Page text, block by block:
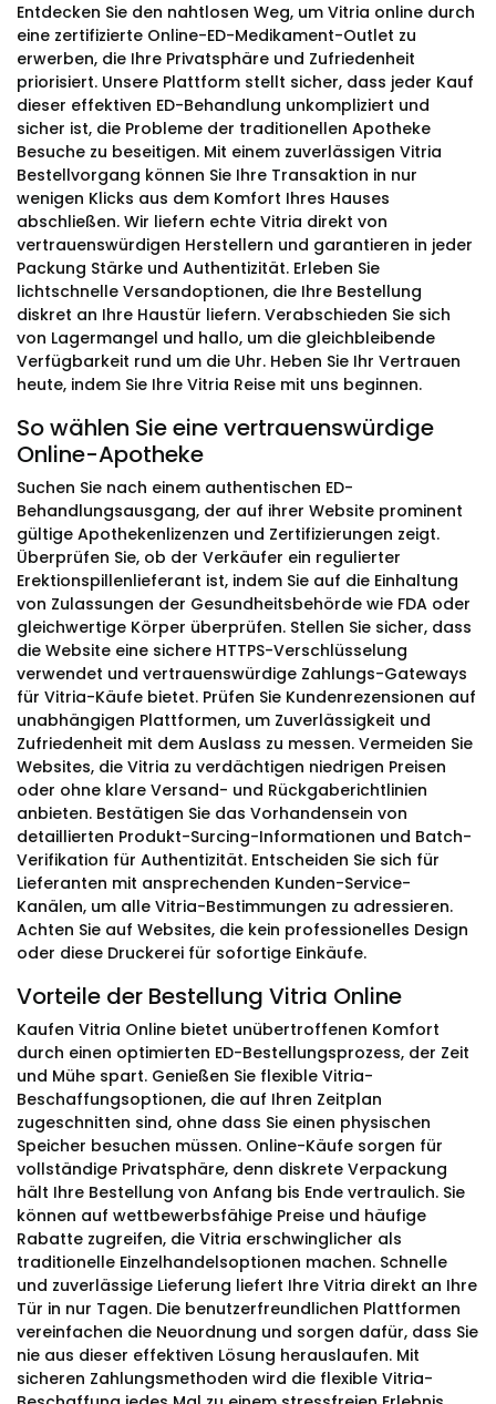
Entdecken Sie den nahtlosen Weg, um Vitria online durch
eine zertifizierte Online-ED-Medikament-Outlet zu
erwerben, die Ihre Privatsphäre und Zufriedenheit
priorisiert. Unsere Plattform stellt sicher, dass jeder Kauf
dieser effektiven ED-Behandlung unkompliziert und
sicher ist, die Probleme der traditionellen Apotheke
Besuche zu beseitigen. Mit einem zuverlässigen Vitria
Bestellvorgang können Sie Ihre Transaktion in nur
wenigen Klicks aus dem Komfort Ihres Hauses
abschließen. Wir liefern echte Vitria direkt von
vertrauenswürdigen Herstellern und garantieren in jeder
Packung Stärke und Authentizität. Erleben Sie
lichtschnelle Versandoptionen, die Ihre Bestellung
diskret an Ihre Haustür liefern. Verabschieden Sie sich
von Lagermangel und hallo, um die gleichbleibende
Verfügbarkeit rund um die Uhr. Heben Sie Ihr Vertrauen
heute, indem Sie Ihre Vitria Reise mit uns beginnen.
So wählen Sie eine vertrauenswürdige
Online-Apotheke
Suchen Sie nach einem authentischen ED-
Behandlungsausgang, der auf ihrer Website prominent
gültige Apothekenlizenzen und Zertifizierungen zeigt.
Überprüfen Sie, ob der Verkäufer ein regulierter
Erektionspillenlieferant ist, indem Sie auf die Einhaltung
von Zulassungen der Gesundheitsbehörde wie FDA oder
gleichwertige Körper überprüfen. Stellen Sie sicher, dass
die Website eine sichere HTTPS-Verschlüsselung
verwendet und vertrauenswürdige Zahlungs-Gateways
für Vitria-Käufe bietet. Prüfen Sie Kundenrezensionen auf
unabhängigen Plattformen, um Zuverlässigkeit und
Zufriedenheit mit dem Auslass zu messen. Vermeiden Sie
Websites, die Vitria zu verdächtigen niedrigen Preisen
oder ohne klare Versand- und Rückgaberichtlinien
anbieten. Bestätigen Sie das Vorhandensein von
detaillierten Produkt-Surcing-Informationen und Batch-
Verifikation für Authentizität. Entscheiden Sie sich für
Lieferanten mit ansprechenden Kunden-Service-
Kanälen, um alle Vitria-Bestimmungen zu adressieren.
Achten Sie auf Websites, die kein professionelles Design
oder diese Druckerei für sofortige Einkäufe.
Vorteile der Bestellung Vitria Online
Kaufen Vitria Online bietet unübertroffenen Komfort
durch einen optimierten ED-Bestellungsprozess, der Zeit
und Mühe spart. Genießen Sie flexible Vitria-
Beschaffungsoptionen, die auf Ihren Zeitplan
zugeschnitten sind, ohne dass Sie einen physischen
Speicher besuchen müssen. Online-Käufe sorgen für
vollständige Privatsphäre, denn diskrete Verpackung
hält Ihre Bestellung von Anfang bis Ende vertraulich. Sie
können auf wettbewerbsfähige Preise und häufige
Rabatte zugreifen, die Vitria erschwinglicher als
traditionelle Einzelhandelsoptionen machen. Schnelle
und zuverlässige Lieferung liefert Ihre Vitria direkt an Ihre
Tür in nur Tagen. Die benutzerfreundlichen Plattformen
vereinfachen die Neuordnung und sorgen dafür, dass Sie
nie aus dieser effektiven Lösung herauslaufen. Mit
sicheren Zahlungsmethoden wird die flexible Vitria-